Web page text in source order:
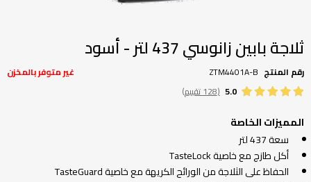
بداية
معرض
الصور
ثلاجة بابين زانوسي 437 لتر - أسود
غير متوفر بالمخزن رقم المنتج ZTM4401A-B
5.0 (128 تقييم)
المميزات الخاصة
سعة 437 لتر
أكل طازج مع خاصية TasteLock
الحفاظ على الثلاجة من الورائح الكريهة مع خاصية TasteGuard